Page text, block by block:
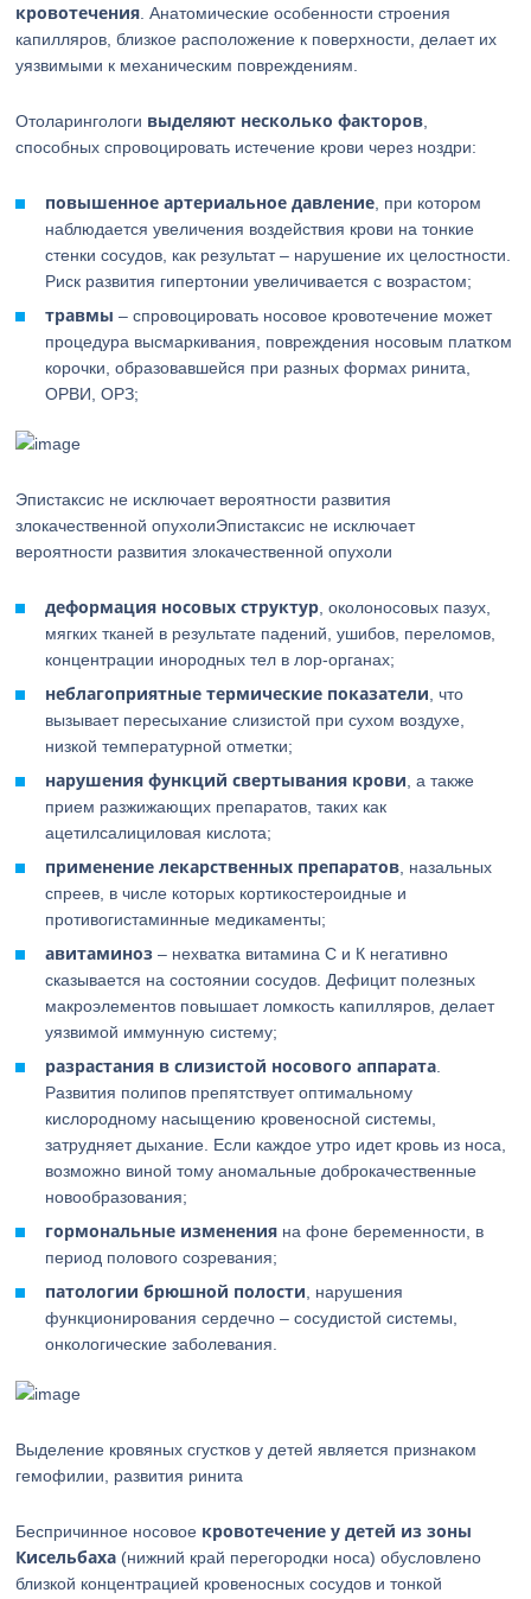
кровотечения . Анатомические особенности строения
капилляров, близкое расположение к поверхности, делает их
уязвимыми к механическим повреждениям.
Отоларингологи выделяют несколько факторов
способных спровоцировать истечение крови через ноздри:
повышенное артериальное давление , при котором
наблюдается увеличения воздействия крови на тонкие
стенки сосудов, как результат – нарушение их целостности.
Риск развития гипертонии увеличивается с возрастом;
травмы – спровоцировать носовое кровотечение может
процедура высмаркивания, повреждения носовым платком
корочки, образовавшейся при разных формах ринита,
ОРВИ, ОРЗ;
Эпистаксис не исключает вероятности развития
злокачественной опухолиЭпистаксис не исключает
вероятности развития злокачественной опухоли
деформация носовых структур , околоносовых пазух,
мягких тканей в результате падений, ушибов, переломов,
концентрации инородных тел в лор-органах;
неблагоприятные термические показатели , что
вызывает пересыхание слизистой при сухом воздухе,
низкой температурной отметки;
нарушения функций свертывания крови , а также
прием разжижающих препаратов, таких как
ацетилсалициловая кислота;
применение лекарственных препаратов , назальных
спреев, в числе которых кортикостероидные и
противогистаминные медикаменты;
авитаминоз – нехватка витамина С и К негативно
сказывается на состоянии сосудов. Дефицит полезных
макроэлементов повышает ломкость капилляров, делает
уязвимой иммунную систему;
разрастания в слизистой носового аппарата
Развития полипов препятствует оптимальному
кислородному насыщению кровеносной системы,
затрудняет дыхание. Если каждое утро идет кровь из носа,
возможно виной тому аномальные доброкачественные
новообразования;
гормональные изменения на фоне беременности, в
период полового созревания;
патологии брюшной полости , нарушения
функционирования сердечно – сосудистой системы,
онкологические заболевания.
Выделение кровяных сгустков у детей является признаком
гемофилии, развития ринита
Беспричинное носовое кровотечение у детей из зоны
Кисельбаха (нижний край перегородки носа) обусловлено
близкой концентрацией кровеносных сосудов и тонкой